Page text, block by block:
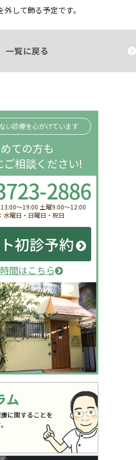
して飾る予定です。
一覧に戻る
い診療を心がけています
ての方も
ご相談ください!
〜19:00 土曜9:00〜12:00
水曜日・日曜日・祝日
初診予約
間はこちら